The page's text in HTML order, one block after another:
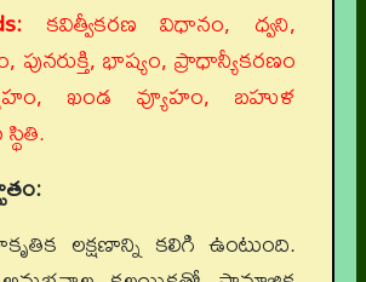
కవిత్వీకరణ విధానం, ధ్వని,
పునరుక్తి, భాష్యం, ప్రాధాన్యీకరణం
ఖండ వ్యూహం, బహుళ
లక్షణాన్ని కలిగి ఉంటుంది.